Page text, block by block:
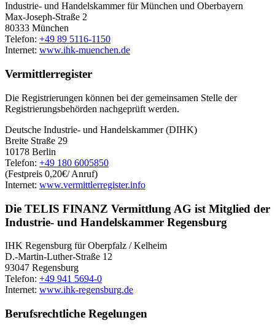
Industrie- und Handelskammer für München und Oberbayern
Max-Joseph-Straße 2
80333 München
Telefon: +49 89 5116-1150
Internet: www.ihk-muenchen.de
Vermittlerregister
Die Registrierungen können bei der gemeinsamen Stelle der
Registrierungsbehörden nachgeprüft werden.
Deutsche Industrie- und Handelskammer (DIHK)
Breite Straße 29
10178 Berlin
Telefon: +49 180 6005850
(Festpreis 0,20€/ Anruf)
Internet: www.vermittlerregister.info
Die TELIS FINANZ Vermittlung AG ist Mitglied der
Industrie- und Handelskammer Regensburg
IHK Regensburg für Oberpfalz / Kelheim
D.-Martin-Luther-Straße 12
93047 Regensburg
Telefon: +49 941 5694-0
Internet: www.ihk-regensburg.de
Berufsrechtliche Regelungen